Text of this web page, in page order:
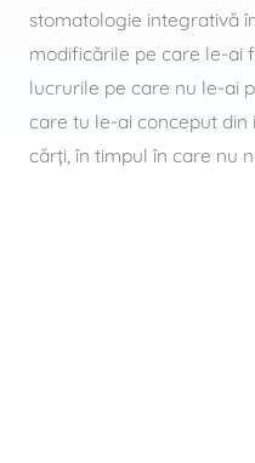
stomatologie integrativă
modificările pe care le-ai
lucrurile pe care nu le-ai
care tu le-ai conceput
cărţi, în timpul în care nu